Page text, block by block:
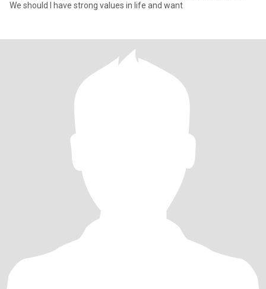
We should I have strong values in life and want